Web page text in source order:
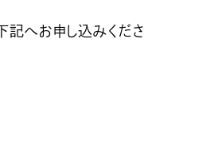
記へお申し込みくださ